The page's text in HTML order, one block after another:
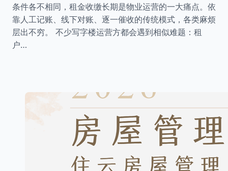
条件各不相同，租金收缴长期是物业运营的一大痛点。依
靠人工记账、线下对账、逐一催收的传统模式，各类麻烦
层出不穷。 不少写字楼运营方都会遇到相似难题：租
户…